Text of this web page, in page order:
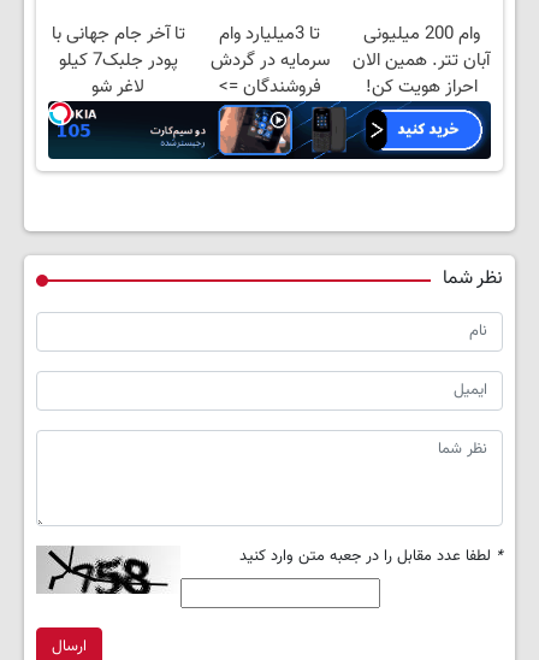
وام 200 میلیونی
آبان تتر. همین الان
احراز هویت کن!
تا 3میلیارد وام
سرمایه در گردش
فروشندگان =>
فروشگاهت رو ثبت
کن
تا آخر جام جهانی با
پودر جلبک7 کیلو
لاغر شو
نظر شما
* لطفا عدد مقابل را در جعبه متن وارد کنید
ارسال